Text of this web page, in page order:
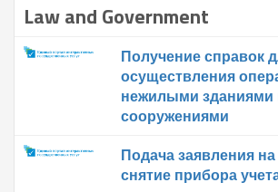
Law and Government
Получение справок
осуществления
нежилыми зданиями
сооружениями
Подача заявления
снятие прибора